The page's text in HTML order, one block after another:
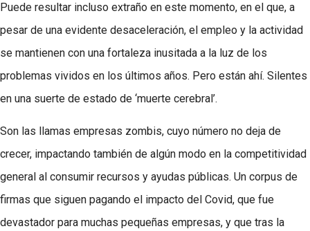
Puede resultar incluso extraño en este momento, en el que, a
pesar de una evidente desaceleración, el empleo y la actividad
se mantienen con una fortaleza inusitada a la luz de los
problemas vividos en los últimos años. Pero están ahí. Silentes
en una suerte de estado de ‘muerte cerebral’.
Son las llamas empresas zombis, cuyo número no deja de
crecer, impactando también de algún modo en la competitividad
general al consumir recursos y ayudas públicas. Un corpus de
firmas que siguen pagando el impacto del Covid, que fue
devastador para muchas pequeñas empresas, y que tras la